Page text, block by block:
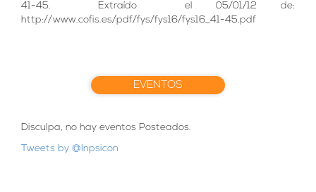
41-45. Extraído el 05/01/12 de:
http://www.cofis.es/pdf/fys/fys16/fys16_41-45.pdf
EVENTOS
Disculpa, no hay eventos Posteados.
Tweets by @Inpsicon